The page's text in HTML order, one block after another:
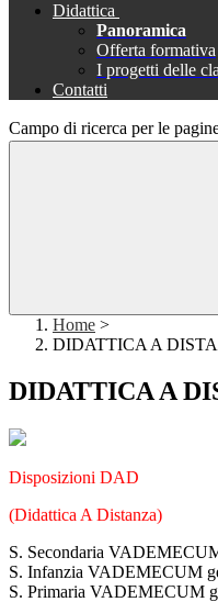
Didattica
Panoramica
Offerta formativa
I progetti delle
Contatti
Campo di ricerca per le
Home >
DIDATTICA A
DIDATTICA A
Disposizioni DAD
(Didattica A Distanza)
S. Secondaria
S. Infanzia VADEMECUM
S. Primaria VADEMECUM